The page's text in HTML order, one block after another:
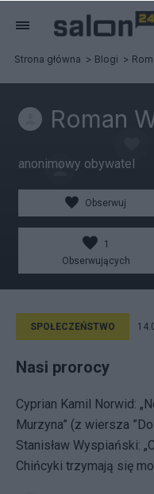
Strona główna Blogi
Roman
anonimowy obywatel
Obserwuj
1
Obserwujących
SPOŁECZEŃSTWO
Nasi prorocy
Cyprian Kamil Norwid:
Murzyna” (z wiersza
Stanisław Wyspiański:
Chińcyki trzymają się